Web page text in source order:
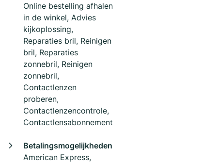
Online bestelling afhalen
in de winkel, Advies
kijkoplossing,
Reparaties bril, Reinigen
bril, Reparaties
zonnebril, Reinigen
zonnebril,
Contactlenzen
proberen,
Contactlenzencontrole,
Contactlensabonnement
Betalingsmogelijkheden
American Express,